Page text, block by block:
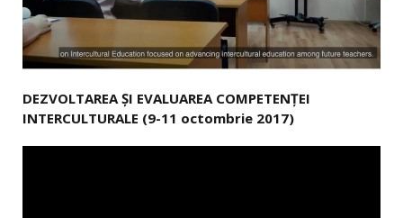
DEZVOLTAREA ȘI EVALUAREA COMPETENȚEI
INTERCULTURALE (9-11 octombrie 2017)